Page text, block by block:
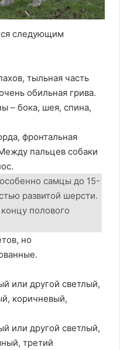
следующим
тыльная часть
обильная грива.
– бока, шея, спина,
фронтальная
пальцев собаки
самцы до 15-
развитой шерсти.
полового
но
или другой светлый,
коричневый,
или другой светлый,
третий